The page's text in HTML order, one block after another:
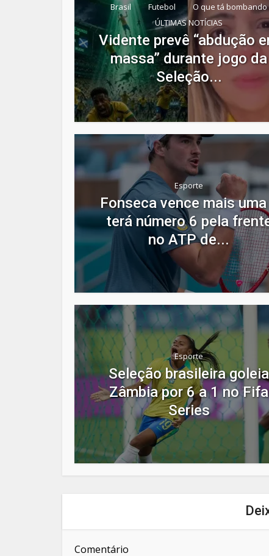
Brasil Futebol
O que tá bombando
ÚLTIMAS NOTÍCIAS
Vidente prevê “abdução
massa” durante jogo da
Seleção...
Esporte
Fonseca vence mais uma
terá número 6 pela
no ATP de...
Esporte
Seleção brasileira goleia
Zâmbia por 6 a 1 no Fifa
Series
Comentário